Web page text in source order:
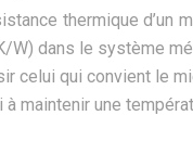
thermique d’un
W) dans le système
celui qui convient le
à maintenir une